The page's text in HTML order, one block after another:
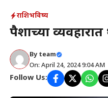
राशिभविष्य
पैशाच्या
By team
On: April 24, 2024 9:04 AM
Follow Us: